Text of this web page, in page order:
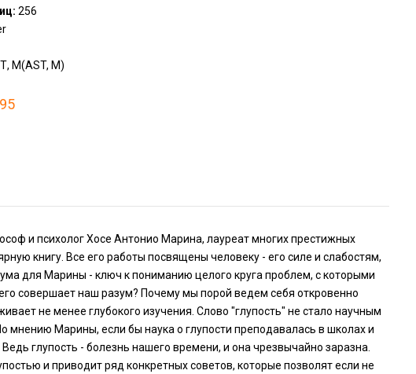
256
М(AST, M)
и психолог Хосе Антонио Марина, лауреат многих престижных
книгу. Все его работы посвящены человеку - его силе и слабостям,
для Марины - ключ к пониманию целого круга проблем, с которыми
совершает наш разум? Почему мы порой ведем себя откровенно
не менее глубокого изучения. Слово "глупость" не стало научным
мнению Марины, если бы наука о глупости преподавалась в школах и
глупость - болезнь нашего времени, и она чрезвычайно заразна.
и приводит ряд конкретных советов, которые позволят если не